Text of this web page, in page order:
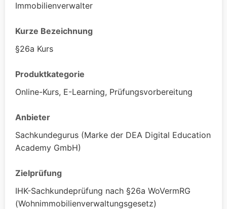
Immobilienverwalter
Kurze Bezeichnung
§26a Kurs
Produktkategorie
Online-Kurs, E-Learning, Prüfungsvorbereitung
Anbieter
Sachkundegurus (Marke der DEA Digital Education
Academy GmbH)
Zielprüfung
IHK-Sachkundeprüfung nach §26a WoVermRG
(Wohnimmobilienverwaltungsgesetz)